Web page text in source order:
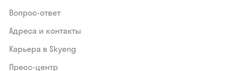
Вопрос-ответ
Адреса и контакты
Карьера в Skyeng
Пресс-центр